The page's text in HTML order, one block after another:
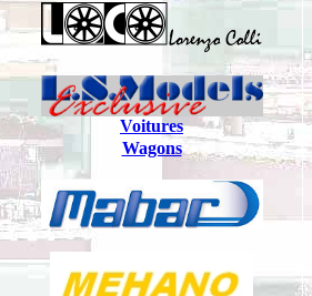
Voitures
Wagons